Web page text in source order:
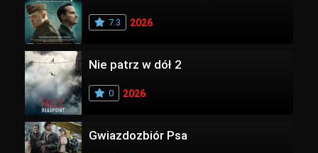
7.3 2026
Nie patrz w dół 2
0 2026
Gwiazdozbiór Psa